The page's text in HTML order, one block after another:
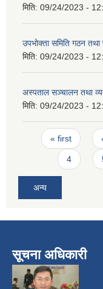
मिति: 09/24/2023 -
उपभोक्ता समिति गठन तथा
मिति: 09/24/2023 -
अस्पताल सञ्चालन तथा
मिति: 09/24/2023 -
Pages
« first
4
अन्य
सूचना अधिकारी